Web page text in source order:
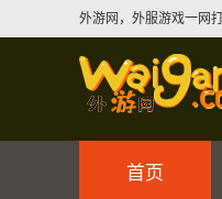
外游网，外服游戏一网打
首页